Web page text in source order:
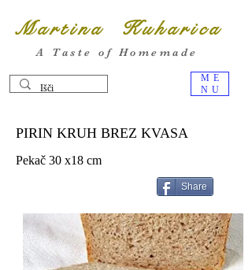
ME
NU
Martina Kuharica
A Taste of Homemade
PIRIN KRUH BREZ KVASA
Pekač 30 x18 cm
Share